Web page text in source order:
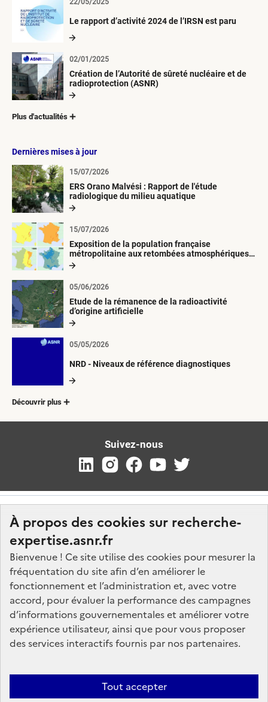
À propos des cookies sur recherche-
expertise.asnr.fr
Bienvenue ! Ce site utilise des cookies pour mesurer la
fréquentation du site afin d’en améliorer le
fonctionnement et l’administration et, avec votre
accord, pour évaluer la performance des campagnes
d’informations gouvernementales et améliorer votre
expérience utilisateur, ainsi que pour vous proposer
des services interactifs fournis par nos partenaires.
Tout accepter
Le rapport d’activité 2024 de l’IRSN est paru
22/05/2025
Création de l’Autorité de sûreté nucléaire et de
radioprotection (ASNR)
02/01/2025
Plus d'actualités
Dernières mises à jour
ERS Orano Malvési : Rapport de l'étude
radiologique du milieu aquatique
15/07/2026
Exposition de la population française
métropolitaine aux retombées atmosphériques
radioactives depuis 1945
15/07/2026
Etude de la rémanence de la radioactivité
d’origine artificielle
05/06/2026
NRD - Niveaux de référence diagnostiques
05/05/2026
Découvrir plus
Suivez-nous
Nos marchés
Nos offres d'emploi
FAQ
Glossaire
Plan du site